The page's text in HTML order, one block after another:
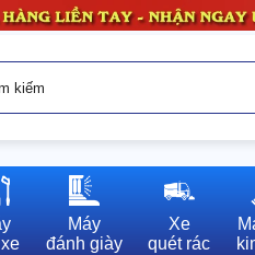
Máy
đánh giày
Xe
quét rác